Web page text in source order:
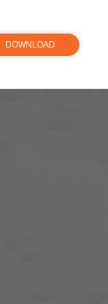
DOWNLOAD